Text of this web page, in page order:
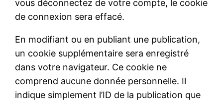
vous déconnectez de votre compte, le cookie
de connexion sera effacé.
En modifiant ou en publiant une publication,
un cookie supplémentaire sera enregistré
dans votre navigateur. Ce cookie ne
comprend aucune donnée personnelle. Il
indique simplement l’ID de la publication que